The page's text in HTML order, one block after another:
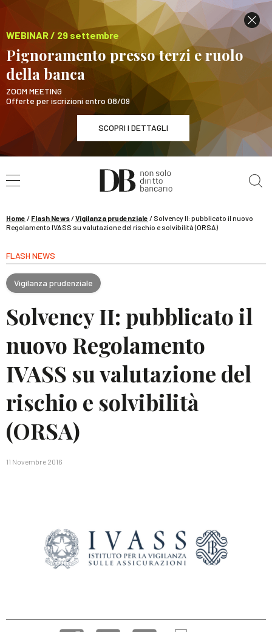
WEBINAR / 29 settembre
Pignoramento presso terzi e ruolo
della banca
ZOOM MEETING
Offerte per iscrizioni entro 08/09
SCOPRI I DETTAGLI
WEBINAR / 29 settembre
Pignoramento presso terzi e ruolo della banca
Home / Flash News/Vigilanza prudenziale / Solvency II: pubblicato il nuovo
Regolamento IVASS su valutazione del rischio e solvibilità (ORSA)
FLASH NEWS
Vigilanza prudenziale
Solvency II: pubblicato il
nuovo Regolamento
IVASS su valutazione del
rischio e solvibilità
(ORSA)
11 Novembre 2016